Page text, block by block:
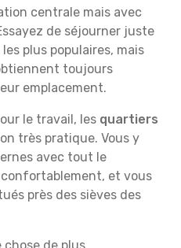
centrale mais avec
de séjourner juste
plus populaires, mais
toujours
emplacement.
le travail, les quartiers
très pratique. Vous y
avec tout le
et vous
près des sièves des